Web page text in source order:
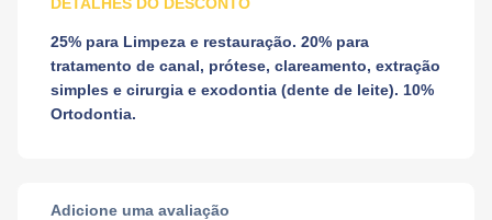
25% para Limpeza e restauração. 20% para
tratamento de canal, prótese, clareamento, extração
simples e cirurgia e exodontia (dente de leite). 10%
Ortodontia.
Adicione uma avaliação